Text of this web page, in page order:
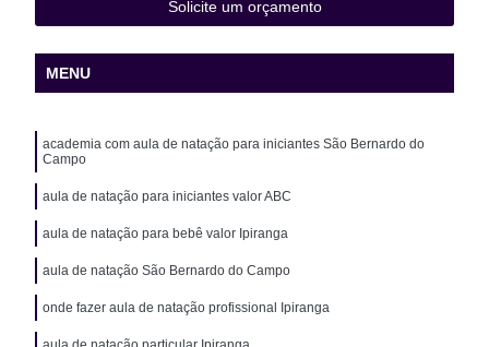
Solicite um orçamento
MENU
academia com aula de natação para iniciantes São Bernardo do
Campo
aula de natação para iniciantes valor ABC
aula de natação para bebê valor Ipiranga
aula de natação São Bernardo do Campo
onde fazer aula de natação profissional Ipiranga